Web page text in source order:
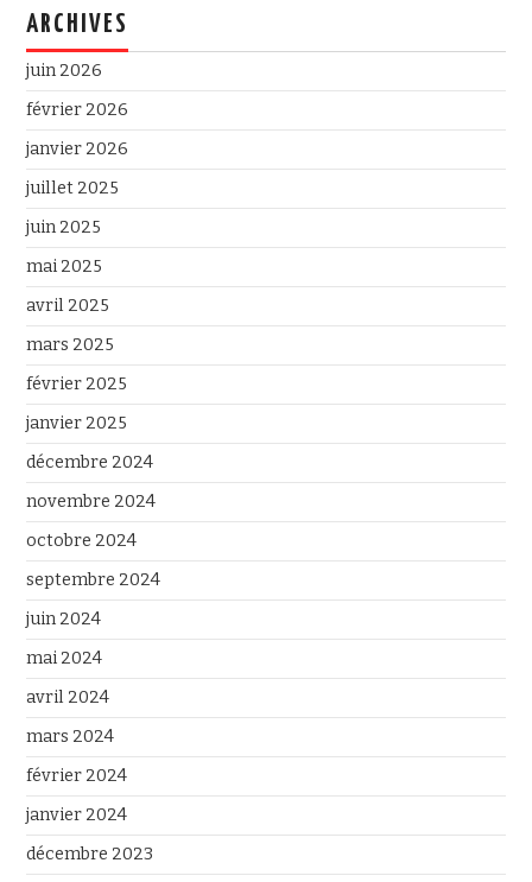
ARCHIVES
juin 2026
février 2026
janvier 2026
juillet 2025
juin 2025
mai 2025
avril 2025
mars 2025
février 2025
janvier 2025
décembre 2024
novembre 2024
octobre 2024
septembre 2024
juin 2024
mai 2024
avril 2024
mars 2024
février 2024
janvier 2024
décembre 2023